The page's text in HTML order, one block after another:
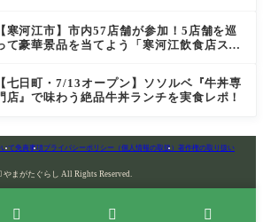
【寒河江市】市内57店舗が参加！5店舗を巡
て豪華景品を当てよう「寒河江飲食店スタ
【七日町・7/13オープン】ソソルベ『牛丼専
店』で味わう絶品牛丼ランチを実食レポ！
て免責事項プライバシーポリシー（個人情報の取扱） 著作権の取り扱い
やまがたぐらし All Rights Reserved.
  